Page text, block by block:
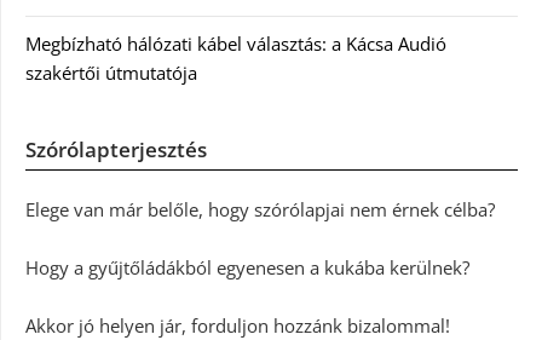
Megbízható hálózati kábel választás: a Kácsa Audió
szakértői útmutatója
Szórólapterjesztés
Elege van már belőle, hogy szórólapjai nem érnek célba?
Hogy a gyűjtőládákból egyenesen a kukába kerülnek?
Akkor jó helyen jár, forduljon hozzánk bizalommal!